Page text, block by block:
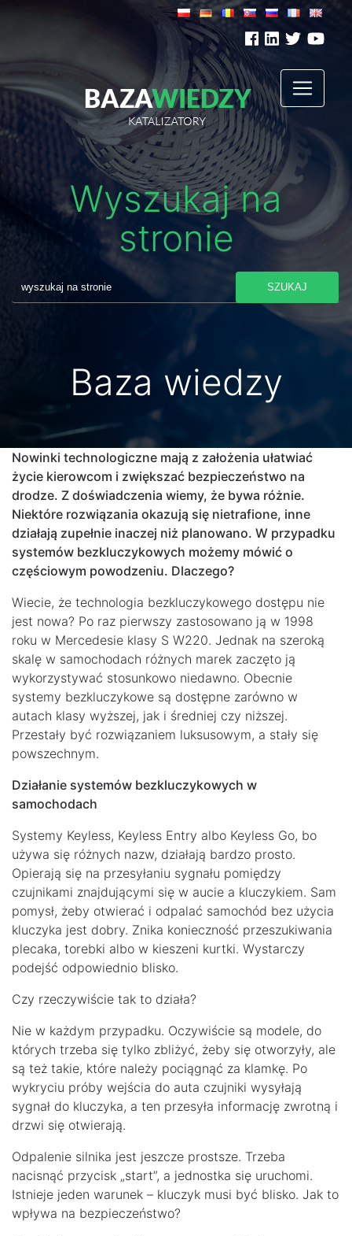
Wyszukaj na
stronie
SZUKAJ
Baza wiedzy
Nowinki technologiczne mają z założenia ułatwiać
życie kierowcom i zwiększać bezpieczeństwo na
drodze. Z doświadczenia wiemy, że bywa różnie.
Niektóre rozwiązania okazują się nietrafione, inne
działają zupełnie inaczej niż planowano. W przypadku
systemów bezkluczykowych możemy mówić o
częściowym powodzeniu. Dlaczego?
Wiecie, że technologia bezkluczykowego dostępu nie
jest nowa? Po raz pierwszy zastosowano ją w 1998
roku w Mercedesie klasy S W220. Jednak na szeroką
skalę w samochodach różnych marek zaczęto ją
wykorzystywać stosunkowo niedawno. Obecnie
systemy bezkluczykowe są dostępne zarówno w
autach klasy wyższej, jak i średniej czy niższej.
Przestały być rozwiązaniem luksusowym, a stały się
powszechnym.
Działanie systemów bezkluczykowych w
samochodach
Systemy Keyless, Keyless Entry albo Keyless Go, bo
używa się różnych nazw, działają bardzo prosto.
Opierają się na przesyłaniu sygnału pomiędzy
czujnikami znajdującymi się w aucie a kluczykiem. Sam
pomysł, żeby otwierać i odpalać samochód bez użycia
kluczyka jest dobry. Znika konieczność przeszukiwania
plecaka, torebki albo w kieszeni kurtki. Wystarczy
podejść odpowiednio blisko.
Czy rzeczywiście tak to działa?
Nie w każdym przypadku. Oczywiście są modele, do
których trzeba się tylko zbliżyć, żeby się otworzyły, ale
są też takie, które należy pociągnąć za klamkę. Po
wykryciu próby wejścia do auta czujniki wysyłają
sygnał do kluczyka, a ten przesyła informację zwrotną i
drzwi się otwierają.
Odpalenie silnika jest jeszcze prostsze. Trzeba
nacisnąć przycisk „start”, a jednostka się uruchomi.
Istnieje jeden warunek – kluczyk musi być blisko. Jak to
wpływa na bezpieczeństwo?